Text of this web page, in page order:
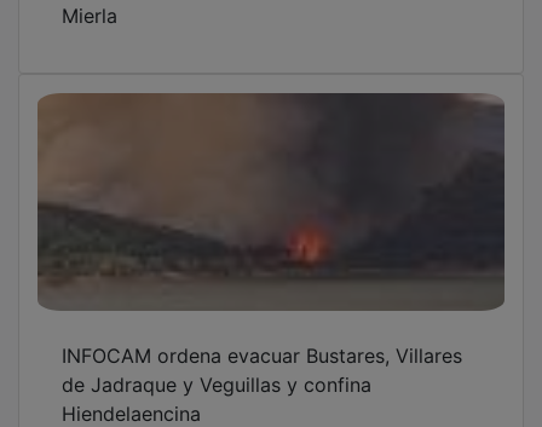
Mierla
INFOCAM ordena evacuar Bustares, Villares
de Jadraque y Veguillas y confina
Hiendelaencina